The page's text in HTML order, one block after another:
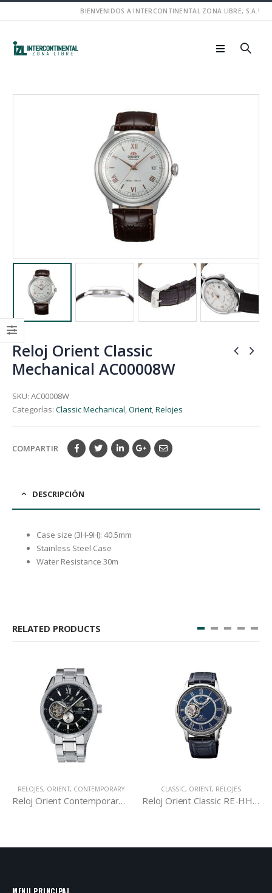
BIENVENIDOS A INTERCONTINENTAL ZONA LIBRE, S.A.!
Reloj Orient Classic
Mechanical AC00008W
SKU: AC00008W
Categorías: Classic Mechanical,Orient,Relojes
COMPARTIR
DESCRIPCIÓN
Case size (3H-9H): 40.5mm
Stainless Steel Case
Water Resistance 30m
RELATED PRODUCTS
RELOJES, ORIENT, CONTEMPORARY
Reloj Orient Contemporary DK05002B
CLASSIC, ORIENT, RELOJES
Reloj Orient Classic RE-HH0002L
MENU PRINCIPAL